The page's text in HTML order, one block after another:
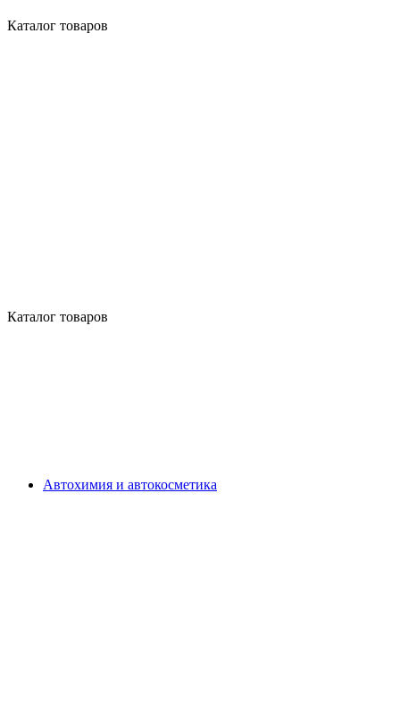
Каталог товаров
Каталог товаров
Автохимия и автокосметика